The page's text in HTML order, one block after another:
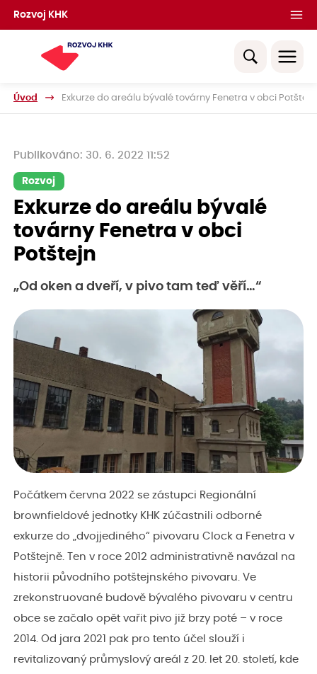
Rozvoj KHK
Úvod Exkurze do areálu bývalé továrny Fenetra v obci Potštejn
Publikováno: 30. 6. 2022 11:52
Rozvoj
Exkurze do areálu bývalé
továrny Fenetra v obci
Potštejn
„Od oken a dveří, v pivo tam teď věří…“
Počátkem června 2022 se zástupci Regionální
brownfieldové jednotky KHK zúčastnili odborné
exkurze do „dvojjediného“ pivovaru Clock a Fenetra v
Potštejně. Ten v roce 2012 administrativně navázal na
historii původního potštejnského pivovaru. Ve
zrekonstruované budově bývalého pivovaru v centru
obce se začalo opět vařit pivo již brzy poté – v roce
2014. Od jara 2021 pak pro tento účel slouží i
revitalizovaný průmyslový areál z 20. let 20. století, kde